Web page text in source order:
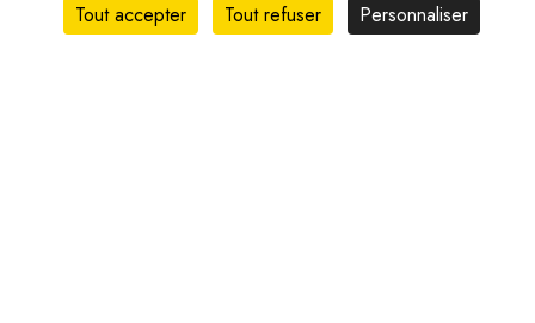
Tout accepter
Tout refuser Personnaliser